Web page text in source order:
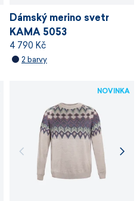
Dámský merino svetr
KAMA 5053
4 790 Kč
2 barvy
NOVINKA